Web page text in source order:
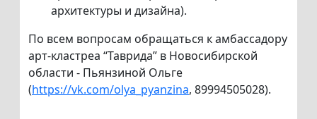
архитектуры и дизайна).
По всем вопросам обращаться к амбассадору
арт-кластреа “Таврида” в Новосибирской
области - Пьянзиной Ольге
(https://vk.com/olya_pyanzina, 89994505028).